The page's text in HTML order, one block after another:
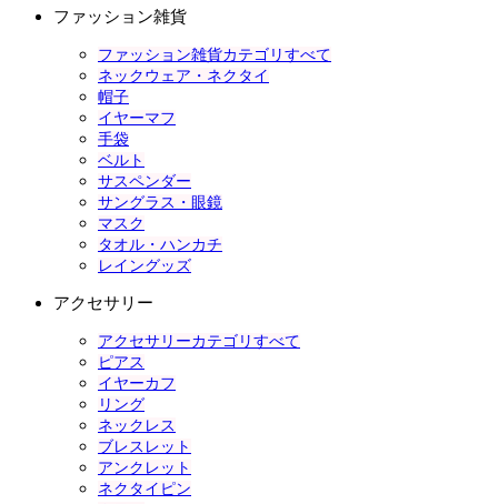
ファッション雑貨
ファッション雑貨カテゴリすべて
ネックウェア・ネクタイ
帽子
イヤーマフ
手袋
ベルト
サスペンダー
サングラス・眼鏡
マスク
タオル・ハンカチ
レイングッズ
アクセサリー
アクセサリーカテゴリすべて
ピアス
イヤーカフ
リング
ネックレス
ブレスレット
アンクレット
ネクタイピン